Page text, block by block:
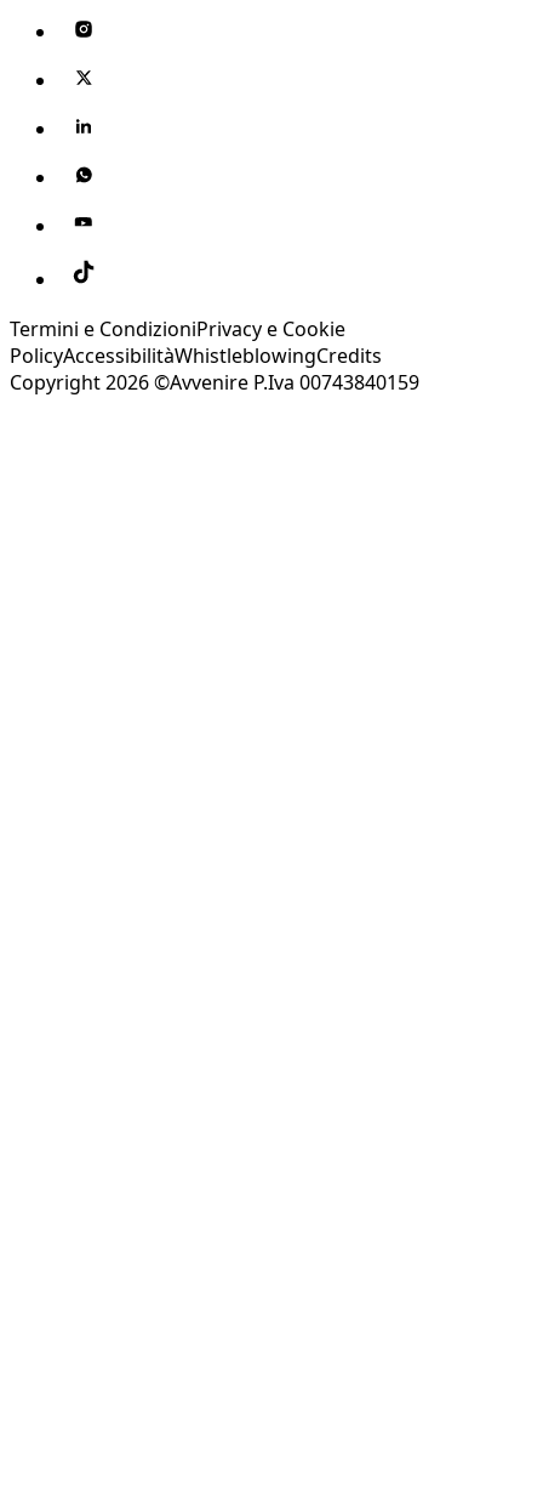
Termini e CondizioniPrivacy e Cookie
PolicyAccessibilitàWhistleblowingCredits
Copyright 2026 ©Avvenire P.Iva 00743840159